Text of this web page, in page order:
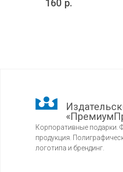
160 р.
Корпоративные подарки.
продукция.
логотипа и брендинг.